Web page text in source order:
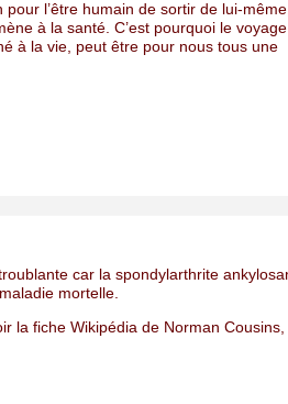
l’être humain de sortir de lui-
à la santé. C’est pourquoi le
à la vie, peut être pour nous tous une
car la spondylarthrite
mortelle.
la fiche Wikipédia de Norman Cousins,